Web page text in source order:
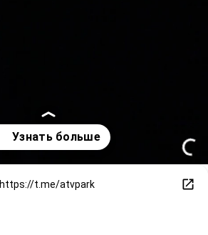
https://t.me/atvpark